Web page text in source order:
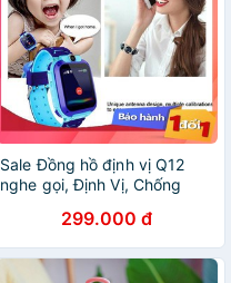
Sale Đồng hồ định vị Q12
nghe gọi, Định Vị, Chống
camera BH 6 tháng
299.000 đ